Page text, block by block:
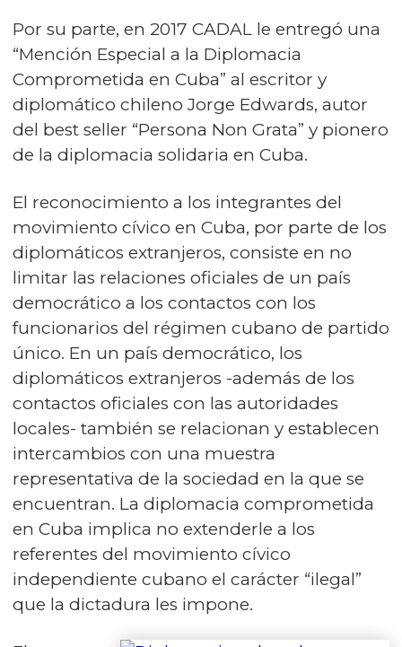
Por su parte, en 2017 CADAL le entregó una
“Mención Especial a la Diplomacia
Comprometida en Cuba” al escritor y
diplomático chileno Jorge Edwards, autor
del best seller “Persona Non Grata” y pionero
de la diplomacia solidaria en Cuba.
El reconocimiento a los integrantes del
movimiento cívico en Cuba, por parte de los
diplomáticos extranjeros, consiste en no
limitar las relaciones oficiales de un país
democrático a los contactos con los
funcionarios del régimen cubano de partido
único. En un país democrático, los
diplomáticos extranjeros -además de los
contactos oficiales con las autoridades
locales- también se relacionan y establecen
intercambios con una muestra
representativa de la sociedad en la que se
encuentran. La diplomacia comprometida
en Cuba implica no extenderle a los
referentes del movimiento cívico
independiente cubano el carácter “ilegal”
que la dictadura les impone.